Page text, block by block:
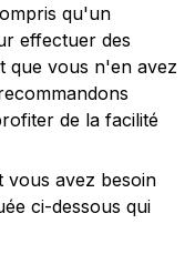
qu'un
effectuer des
que vous n'en avez
de la facilité
vous avez besoin
ci-dessous qui